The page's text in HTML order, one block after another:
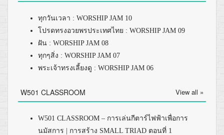
ทุกวันเวลา : WORSHIP JAM 10
โปรดทรงอวยพรประเทศไทย : WORSHIP JAM 09
ฝัน : WORSHIP JAM 08
ทุกๆสิ่ง : WORSHIP JAM 07
พระเจ้าทรงเลี้ยงดู : WORSHIP JAM 06
W501 CLASSROOM View all »
W501 CLASSROOM – การเล่นกีตาร์ไฟฟ้าเพื่อการ
นมัสการ | การสร้าง SMALL TRIAD ตอนที่ 1